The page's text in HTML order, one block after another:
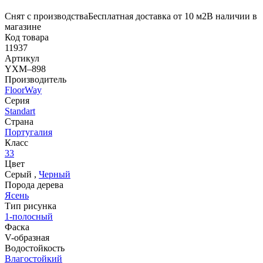
Снят с производстваБесплатная доставка от 10 м2В наличии в
магазине
Код товара
11937
Артикул
YXM–898
Производитель
FloorWay
Серия
Standart
Страна
Португалия
Класс
33
Цвет
Серый , Черный
Порода дерева
Ясень
Тип рисунка
1-полосный
Фаска
V-образная
Водостойкость
Влагостойкий